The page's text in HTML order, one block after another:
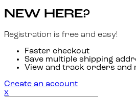
NEW HERE?
Registration is free and easy!
Faster checkout
Save multiple shipping
View and track orders and
Create an account
x